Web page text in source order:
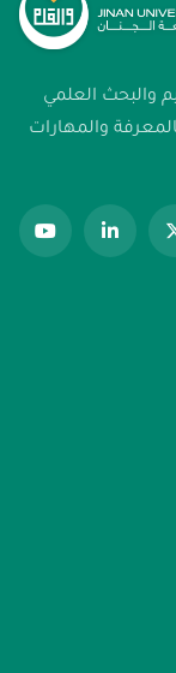
والبحث العلمي
والمهارات